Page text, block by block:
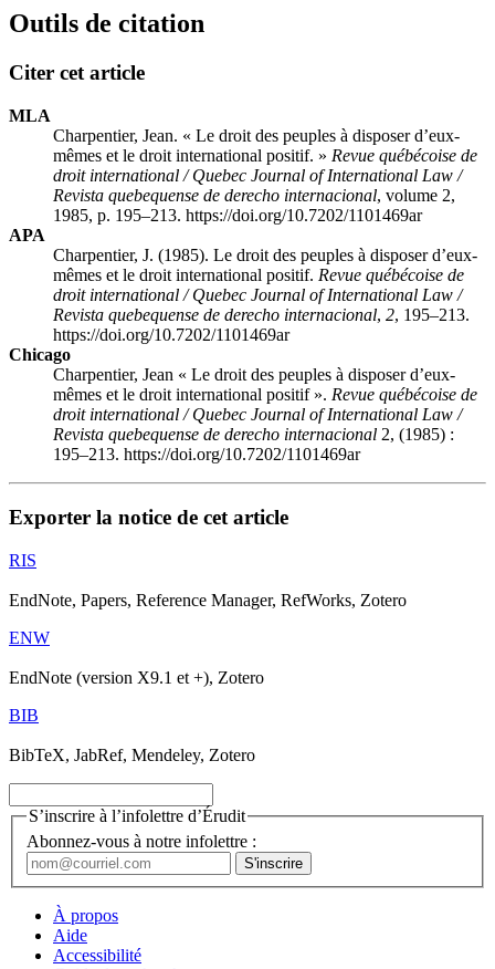
Outils de citation
Citer cet article
MLA
Charpentier, Jean. « Le droit des peuples à disposer d’eux-
mêmes et le droit international positif. » Revue québécoise de
droit international / Quebec Journal of International Law /
Revista quebequense de derecho internacional, volume 2,
1985, p. 195–213. https://doi.org/10.7202/1101469ar
APA
Charpentier, J. (1985). Le droit des peuples à disposer d’eux-
mêmes et le droit international positif. Revue québécoise de
droit international / Quebec Journal of International Law /
Revista quebequense de derecho internacional, 2, 195–213.
https://doi.org/10.7202/1101469ar
Chicago
Charpentier, Jean « Le droit des peuples à disposer d’eux-
mêmes et le droit international positif ». Revue québécoise de
droit international / Quebec Journal of International Law /
Revista quebequense de derecho internacional 2, (1985) :
195–213. https://doi.org/10.7202/1101469ar
Exporter la notice de cet article
RIS
EndNote, Papers, Reference Manager, RefWorks, Zotero
ENW
EndNote (version X9.1 et +), Zotero
BIB
BibTeX, JabRef, Mendeley, Zotero
S’inscrire à l’infolettre d’Érudit
Abonnez-vous à notre infolettre :
À propos
Aide
Accessibilité